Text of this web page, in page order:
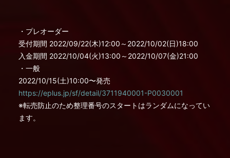
・プレオーダー
受付期間 2022/09/22(木)12:00～2022/10/02(日)18:00
入金期間 2022/10/04(火)13:00～2022/10/07(金)21:00
・一般
2022/10/15(土)10:00〜発売
https://eplus.jp/sf/detail/3711940001-P0030001
※転売防止のため整理番号のスタートはランダムになってい
ます。